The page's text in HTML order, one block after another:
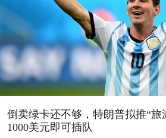
倒卖绿卡还不够，特朗普拟推“旅
1000美元即可插队